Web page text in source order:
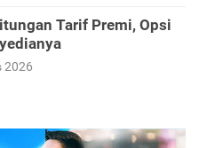
Tarif Premi, Opsi
2026